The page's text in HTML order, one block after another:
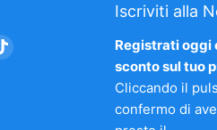
Trovaci
Iscriviti alla
Registrati oggi
sconto sul tuo
Cliccando il
confermo di